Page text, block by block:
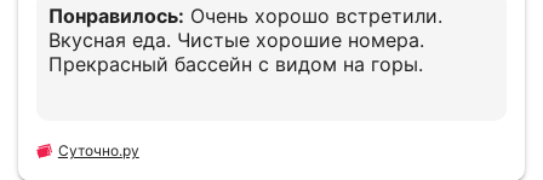
Понравилось: Очень хорошо встретили.
Вкусная еда. Чистые хорошие номера.
Прекрасный бассейн с видом на горы.
Суточно.ру